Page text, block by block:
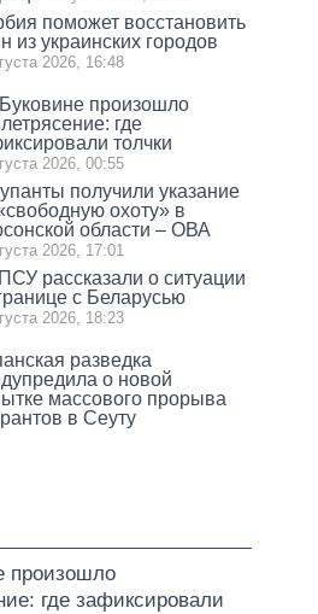
поможет восстановить
из украинских городов
2026, 16:48
произошло
где
толчки
2026, 00:55
получили указание
охоту» в
области – ОВА
2026, 17:01
рассказали о ситуации
с Беларусью
2026, 18:23
разведка
о новой
массового прорыва
в Сеуту
произошло
где зафиксировали